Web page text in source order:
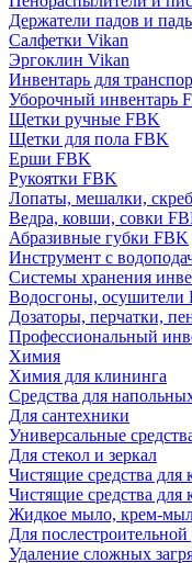
Держатели падов и
Салфетки Vikan
Эргоклин Vikan
Инвентарь для
Уборочный инвентарь
Щетки ручные FBK
Щетки для пола FBK
Ерши FBK
Рукоятки FBK
Лопаты, мешалки,
Ведра, ковши, совки
Абразивные губки FBK
Инструмент с
Системы хранения
Водосгоны, осушители
Дозаторы, перчатки,
Профессиональный
Химия
Химия для клининга
Средства для
Для сантехники
Универсальные
Для стекол и зеркал
Чистящие средства для
Чистящие средства для
Жидкое мыло, крем-
Для
Удаление сложных